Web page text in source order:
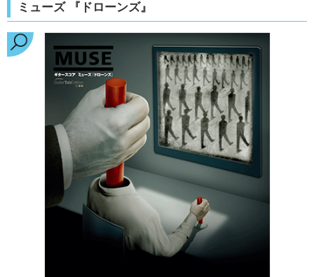
ミューズ 『ドローンズ』